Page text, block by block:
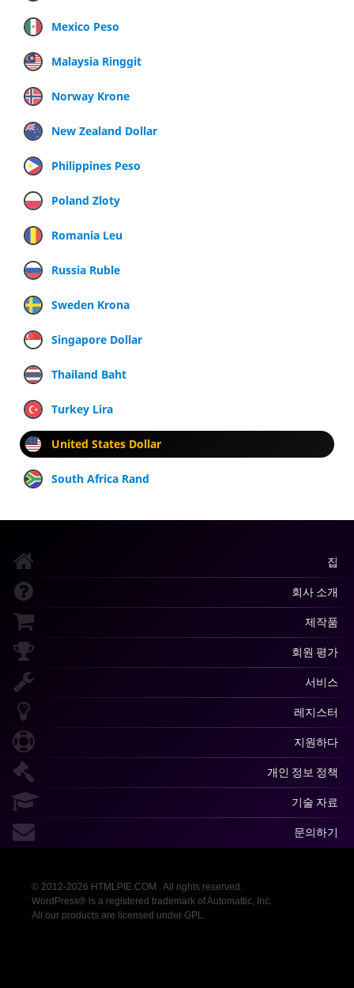
Mexico Peso
Malaysia Ringgit
Norway Krone
New Zealand Dollar
Philippines Peso
Poland Zloty
Romania Leu
Russia Ruble
Sweden Krona
Singapore Dollar
Thailand Baht
Turkey Lira
United States Dollar
South Africa Rand
집
회사 소개
제작품
회원 평가
서비스
레지스터
지원하다
개인 정보 정책
기술 자료
문의하기
© 2012-2026 HTMLPIE.COM . All rights reserved.
WordPress® is a registered trademark of Automattic, Inc.
All our products are licensed under GPL.